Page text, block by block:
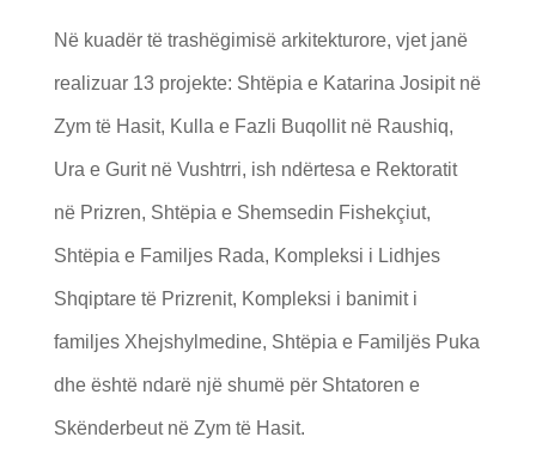
Në kuadër të trashëgimisë arkitekturore, vjet janë
realizuar 13 projekte: Shtëpia e Katarina Josipit në
Zym të Hasit, Kulla e Fazli Buqollit në Raushiq,
Ura e Gurit në Vushtrri, ish ndërtesa e Rektoratit
në Prizren, Shtëpia e Shemsedin Fishekçiut,
Shtëpia e Familjes Rada, Kompleksi i Lidhjes
Shqiptare të Prizrenit, Kompleksi i banimit i
familjes Xhejshylmedine, Shtëpia e Familjës Puka
dhe është ndarë një shumë për Shtatoren e
Skënderbeut në Zym të Hasit.